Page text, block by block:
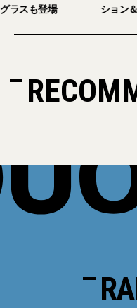
にオープン。日本限定サン